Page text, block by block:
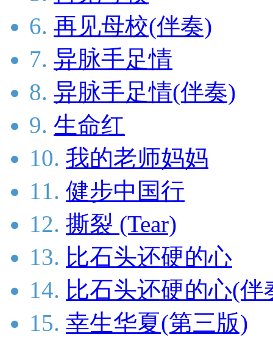
6. 再见母校(伴奏)
7. 异脉手足情
8. 异脉手足情(伴奏)
9. 生命红
10. 我的老师妈妈
11. 健步中国行
12. 撕裂 (Tear)
13. 比石头还硬的心
14. 比石头还硬的心(伴
15. 幸生华夏(第三版)